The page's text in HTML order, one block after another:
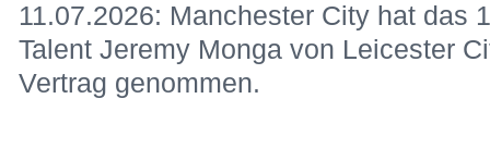
11.07.2026: Manchester City hat das
Talent Jeremy Monga von Leicester
Vertrag genommen.